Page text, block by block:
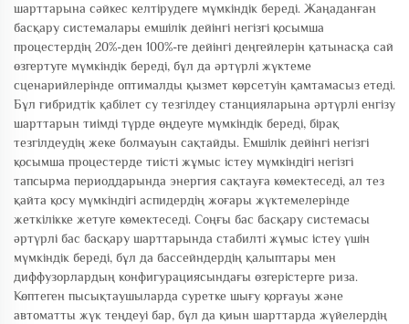
шарттарына сәйкес келтірудеге мүмкіндік береді. Жаңаданған
басқару системалары емшілік дейінгі негізгі қосымша
процестердің 20%-ден 100%-ге дейінгі деңгейлерін қатынасқа сай
өзгертуге мүмкіндік береді, бұл да әртүрлі жүктеме
сценарийлерінде оптималды қызмет көрсетуін қамтамасыз етеді.
Бұл гибридтік қабілет су тезгілдеу станцияларына әртүрлі енгізу
шарттарын тиімді түрде өңдеуге мүмкіндік береді, бірақ
тезгілдеудің жеке болмауын сақтайды. Емшілік дейінгі негізгі
қосымша процестерде тиісті жұмыс істеу мүмкіндігі негізгі
тапсырма периоддарында энергия сақтауға көмектеседі, ал тез
қайта қосу мүмкіндігі аспидердің жоғары жүктемелерінде
жеткілікке жетуге көмектеседі. Соңғы бас басқару системасы
әртүрлі бас басқару шарттарында стабилті жұмыс істеу үшін
мүмкіндік береді, бұл да бассейндердің қалыптары мен
диффузорлардың конфигурациясындағы өзгерістерге риза.
Көптеген пысықтаушыларда суретке шығу қорғауы және
автоматты жүк теңдеуі бар, бұл да қиын шарттарда жүйелердің